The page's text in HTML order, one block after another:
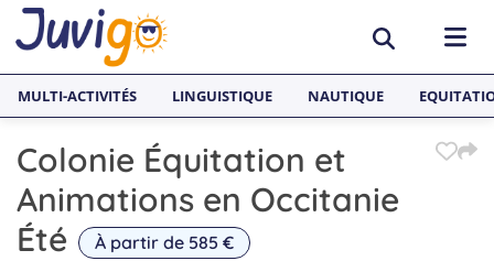
ACTIVITÉS
Surf
PAYS
MULTI-ACTIVITÉS LINGUISTIQUE NAUTIQUE
Colonie Équitation et
Animations en Occitanie
Été
À partir de 585 €